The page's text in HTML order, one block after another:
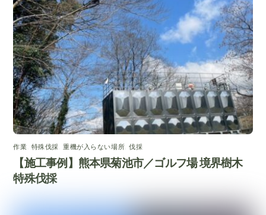
作業 特殊伐採 ,重機が入らない場所 ,伐採
【施工事例】熊本県菊池市／ゴルフ場 境界樹木
特殊伐採